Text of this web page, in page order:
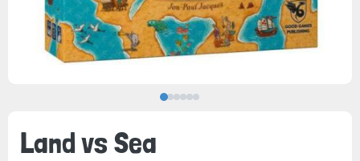
Land vs Sea